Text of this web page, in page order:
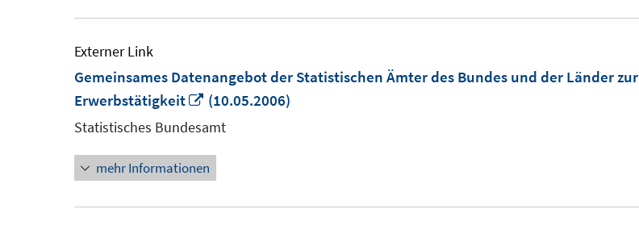
Externer Link
Gemeinsames Datenangebot der Statistischen Ämter des Bundes und der Länder zur
Erwerbstätigkeit
In
neuem
öffnen
(10.05.2006)
Statistisches Bundesamt
mehr Informationen